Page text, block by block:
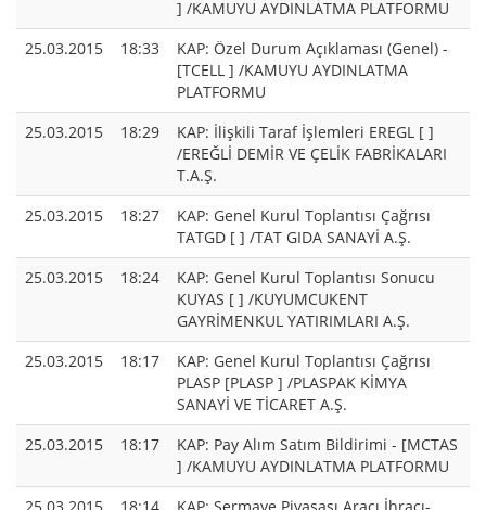
] /KAMUYU AYDINLATMA PLATFORMU
25.03.2015
18:33
KAP: Özel Durum Açıklaması (Genel) -
[TCELL ] /KAMUYU AYDINLATMA
PLATFORMU
25.03.2015
18:29
KAP: İlişkili Taraf İşlemleri EREGL [ ]
/EREĞLİ DEMİR VE ÇELİK FABRİKALARI
T.A.Ş.
25.03.2015
18:27
KAP: Genel Kurul Toplantısı Çağrısı
TATGD [ ] /TAT GIDA SANAYİ A.Ş.
25.03.2015
18:24
KAP: Genel Kurul Toplantısı Sonucu
KUYAS [ ] /KUYUMCUKENT
GAYRİMENKUL YATIRIMLARI A.Ş.
25.03.2015
18:17
KAP: Genel Kurul Toplantısı Çağrısı
PLASP [PLASP ] /PLASPAK KİMYA
SANAYİ VE TİCARET A.Ş.
25.03.2015
18:17
KAP: Pay Alım Satım Bildirimi - [MCTAS
] /KAMUYU AYDINLATMA PLATFORMU